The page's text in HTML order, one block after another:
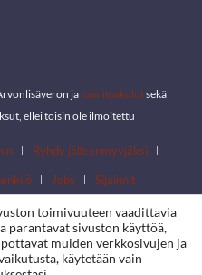
jatoimituskulutsekä
ellei toisin ole ilmoitettu
Ryhdy jälleenmyyjäksi
Jobs Sijainnit
toimivuuteen vaadittavia
parantavat sivuston käyttöä,
muiden verkkosivujen ja
käytetään vain